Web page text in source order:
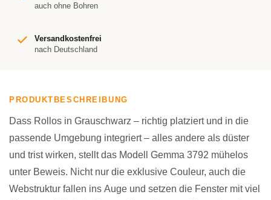
auch ohne Bohren
Versandkostenfrei
nach Deutschland
PRODUKTBESCHREIBUNG
Dass Rollos in Grauschwarz – richtig platziert und in die
passende Umgebung integriert – alles andere als düster
und trist wirken, stellt das Modell Gemma 3792 mühelos
unter Beweis. Nicht nur die exklusive Couleur, auch die
Webstruktur fallen ins Auge und setzen die Fenster mit viel